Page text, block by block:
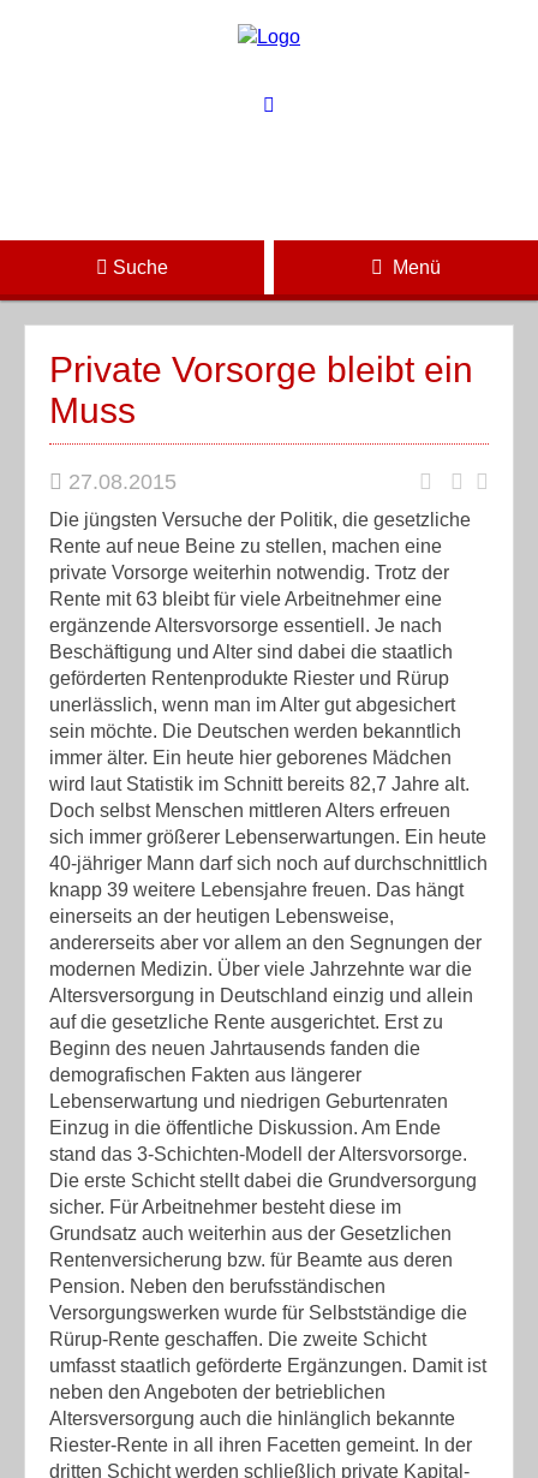
Suche Menü
Private Vorsorge bleibt ein
Muss
27.08.2015
Die jüngsten Versuche der Politik, die gesetzliche
Rente auf neue Beine zu stellen, machen eine
private Vorsorge weiterhin notwendig. Trotz der
Rente mit 63 bleibt für viele Arbeitnehmer eine
ergänzende Altersvorsorge essentiell. Je nach
Beschäftigung und Alter sind dabei die staatlich
geförderten Rentenprodukte Riester und Rürup
unerlässlich, wenn man im Alter gut abgesichert
sein möchte. Die Deutschen werden bekanntlich
immer älter. Ein heute hier geborenes Mädchen
wird laut Statistik im Schnitt bereits 82,7 Jahre alt.
Doch selbst Menschen mittleren Alters erfreuen
sich immer größerer Lebenserwartungen. Ein heute
40-jähriger Mann darf sich noch auf durchschnittlich
knapp 39 weitere Lebensjahre freuen. Das hängt
einerseits an der heutigen Lebensweise,
andererseits aber vor allem an den Segnungen der
modernen Medizin. Über viele Jahrzehnte war die
Altersversorgung in Deutschland einzig und allein
auf die gesetzliche Rente ausgerichtet. Erst zu
Beginn des neuen Jahrtausends fanden die
demografischen Fakten aus längerer
Lebenserwartung und niedrigen Geburtenraten
Einzug in die öffentliche Diskussion. Am Ende
stand das 3-Schichten-Modell der Altersvorsorge.
Die erste Schicht stellt dabei die Grundversorgung
sicher. Für Arbeitnehmer besteht diese im
Grundsatz auch weiterhin aus der Gesetzlichen
Rentenversicherung bzw. für Beamte aus deren
Pension. Neben den berufsständischen
Versorgungswerken wurde für Selbstständige die
Rürup-Rente geschaffen. Die zweite Schicht
umfasst staatlich geförderte Ergänzungen. Damit ist
neben den Angeboten der betrieblichen
Altersversorgung auch die hinlänglich bekannte
Riester-Rente in all ihren Facetten gemeint. In der
dritten Schicht werden schließlich private Kapital-